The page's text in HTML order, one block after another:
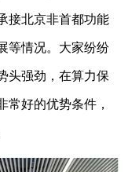
接北京非首都功能
等情况。大家纷纷
头强劲，在算力保
好的优势条件，